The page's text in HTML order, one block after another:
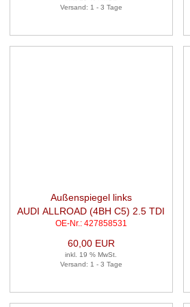
Versand: 1 - 3 Tage
Außenspiegel links
AUDI ALLROAD (4BH C5) 2.5 TDI
QUATTRO
OE-Nr.: 427858531
60,00 EUR
inkl. 19 % MwSt.
Versand: 1 - 3 Tage